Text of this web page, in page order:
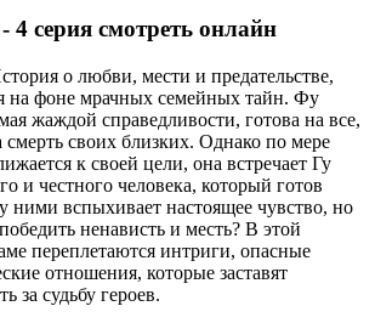
серия смотреть онлайн
о любви, мести и предательстве,
на фоне мрачных семейных тайн. Фу
жаждой справедливости, готова на все,
смерть своих близких. Однако по мере
к своей цели, она встречает Гу
и честного человека, который готов
ними вспыхивает настоящее чувство, но
ненависть и месть? В этой
переплетаются интриги, опасные
отношения, которые заставят
за судьбу героев.